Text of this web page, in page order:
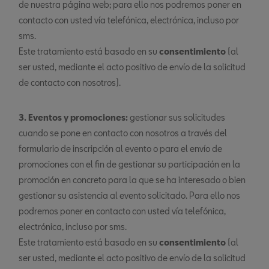
de nuestra página web; para ello nos podremos poner en
contacto con usted vía telefónica, electrónica, incluso por
sms.
Este tratamiento está basado en su consentimiento (al
ser usted, mediante el acto positivo de envío de la solicitud
de contacto con nosotros).
3. Eventos y promociones: gestionar sus solicitudes
cuando se pone en contacto con nosotros a través del
formulario de inscripción al evento o para el envío de
promociones con el fin de gestionar su participación en la
promoción en concreto para la que se ha interesado o bien
gestionar su asistencia al evento solicitado. Para ello nos
podremos poner en contacto con usted vía telefónica,
electrónica, incluso por sms.
Este tratamiento está basado en su consentimiento (al
ser usted, mediante el acto positivo de envío de la solicitud